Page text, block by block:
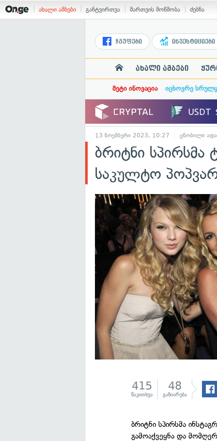
ახალი ამბები განტვირთვა მართვის მოწმობა ძებნა
ჯგუფები ინვესტიციები
ახალი ამბები
მეტი ინოვაცია იცხოვრე
13 ნოემბერი 2023, 10:27 ცნობილი
ბრიტნი
საკულტო
415
წაკითხვა
48
გაზიარება
ბრიტნი სპირსმა
გამოაქვეყნა და